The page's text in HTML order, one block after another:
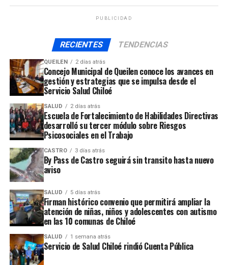
Autoridad Marítima realizó la incautación de más de 100
kilos del recurso almeja bajo la talla mínima
NO TE PIERDAS
Un problema mayor ha generado la acumulación de
basura en poblaciones de Ancud
PUBLICIDAD
RECIENTES TENDENCIAS
QUEILEN 2 días atrás
Concejo Municipal de Queilen conoce los avances en
gestión y estrategias que se impulsa desde el
Servicio Salud Chiloé
SALUD 2 días atrás
Escuela de Fortalecimiento de Habilidades Directivas
desarrolló su tercer módulo sobre Riesgos
Psicosociales en el Trabajo
CASTRO 3 días atrás
By Pass de Castro seguirá sin transito hasta nuevo
aviso
SALUD 5 días atrás
Firman histórico convenio que permitirá ampliar la
atención de niñas, niños y adolescentes con autismo
en las 10 comunas de Chiloé
SALUD 1 semana atrás
Servicio de Salud Chiloé rindió Cuenta Pública